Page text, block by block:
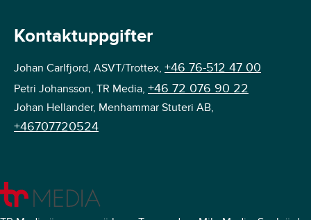
Kontaktuppgifter
Johan Carlfjord, ASVT/Trottex, +46 76-512 47 00
Petri Johansson, TR Media, +46 72 076 90 22
Johan Hellander, Menhammar Stuteri AB,
+46707720524